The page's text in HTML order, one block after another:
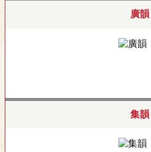
廣韻
集韻